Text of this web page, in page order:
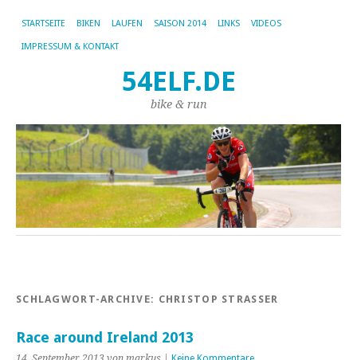
STARTSEITE BIKEN LAUFEN SAISON 2014 LINKS VIDEOS
IMPRESSUM & KONTAKT
54ELF.DE
bike & run
SCHLAGWORT-ARCHIVE: CHRISTOP STRASSER
Race around Ireland 2013